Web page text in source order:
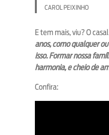
CAROL PEIXINHO
E tem mais, viu? O
anos, como qualquer
isso. Formar nossa
harmonia, e cheio de
Confira: